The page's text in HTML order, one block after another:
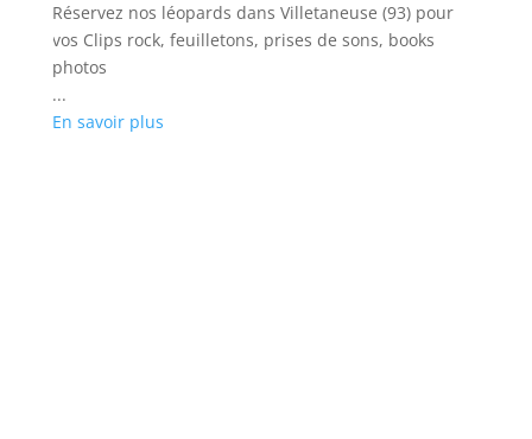
Réservez nos léopards dans Villetaneuse (93) pour
vos Clips rock, feuilletons, prises de sons, books
photos
...
En savoir plus